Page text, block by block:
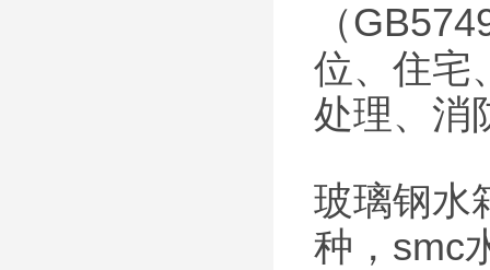
（
位、住宅
处理、消
玻璃钢水
种，smc